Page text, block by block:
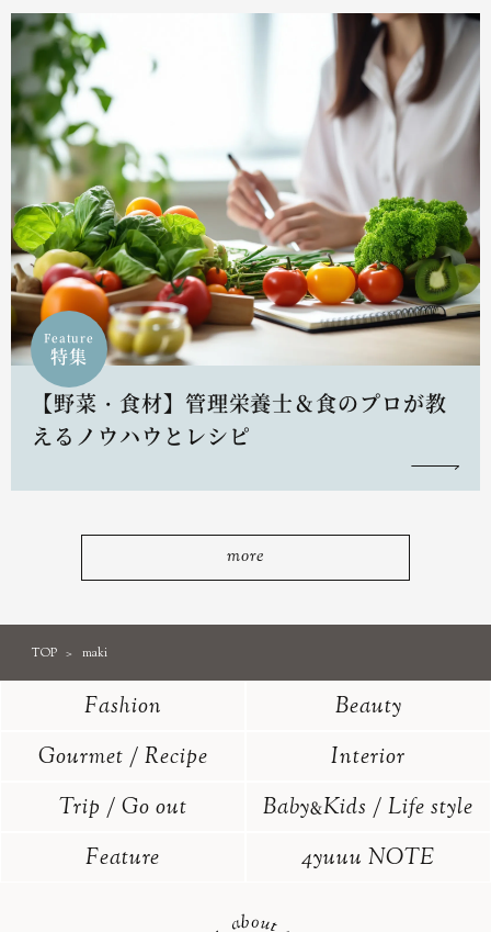
Feature
特集
【野菜・食材】管理栄養士＆食のプロが教
えるノウハウとレシピ
more
TOP maki
Fashion
Beauty
Gourmet / Recipe
Interior
Trip / Go out
Baby&Kids / Life style
Feature
4yuuu NOTE